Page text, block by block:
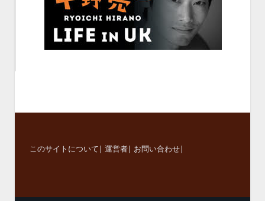
このサイトについて| 運営者| お問い合わせ|